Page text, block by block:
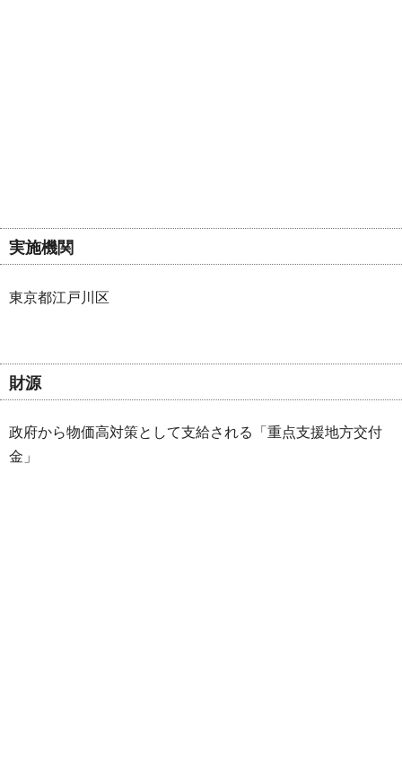
実施機関
東京都江戸川区
財源
政府から物価高対策として支給される「重点支援地方交付
金」